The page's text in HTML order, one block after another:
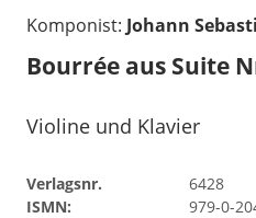
Komponist: Johann
Bourrée aus Suite
Violine und Klavier
Verlagsnr.
6428
ISMN:
979-0-